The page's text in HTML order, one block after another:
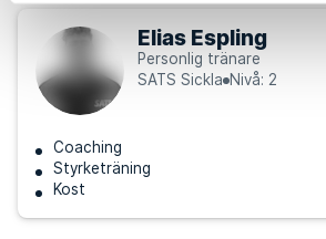
Elias Espling
Personlig tränare
SATS Sickla Nivå: 2
Coaching
Styrketräning
Kost